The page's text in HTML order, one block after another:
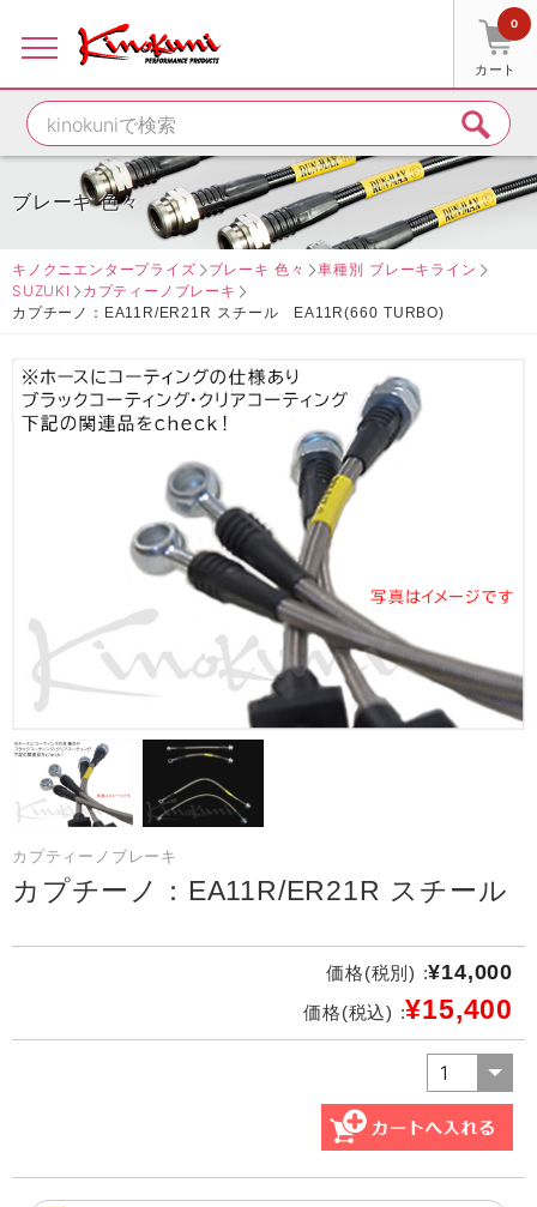
カート
0
ブレーキ 色々
キノクニエンタープライズ ブレーキ 色々
車種別 ブレーキライン
SUZUKI
カプティーノブレーキ
カプチーノ：EA11R/ER21R スチール EA11R(660 TURBO)
カプティーノブレーキ
カプチーノ：EA11R/ER21R スチール
価格(税別) :¥14,000
価格(税込) :¥15,400